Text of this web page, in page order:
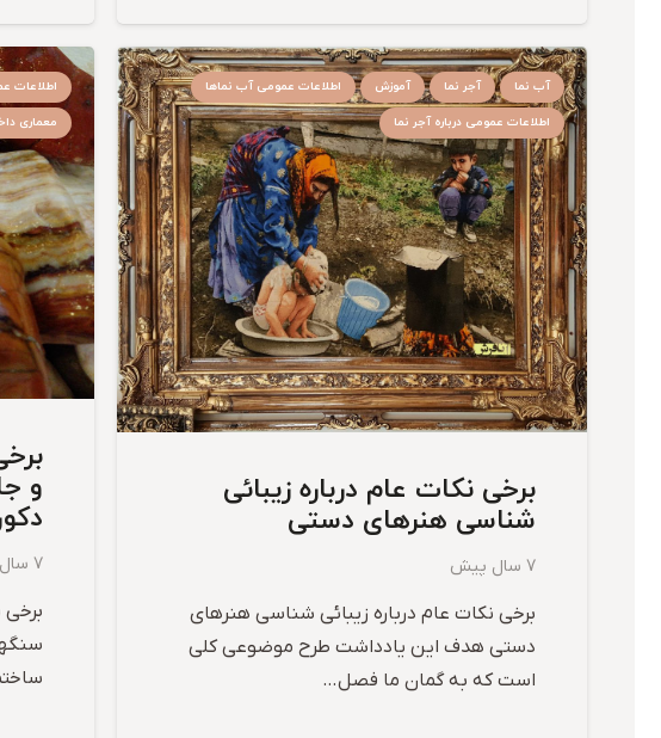
آب نما آجر نما آموزش
اطلاعات عمومی آب نماها
اطلاعات عمومی درباره آجر نما
برخی نکات عام درباره زیبائی
شناسی هنرهای دستی
7 سال پیش
برخی نکات عام درباره زیبائی شناسی هنرهای
دستی هدف این یادداشت طرح موضوعی کلی
است که به گمان ما فصل…
اطلاعات
معماری
و
7 سال پیش